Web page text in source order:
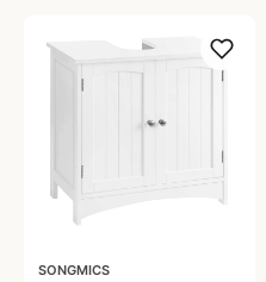
SONGMICS